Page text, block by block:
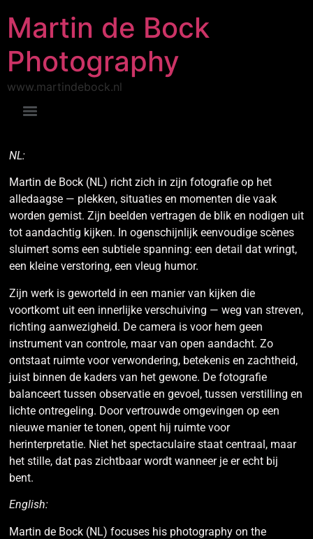
Martin de Bock
Photography
www.martindebock.nl
NL:
Martin de Bock (NL) richt zich in zijn fotografie op het
alledaagse — plekken, situaties en momenten die vaak
worden gemist. Zijn beelden vertragen de blik en nodigen uit
tot aandachtig kijken. In ogenschijnlijk eenvoudige scènes
sluimert soms een subtiele spanning: een detail dat wringt,
een kleine verstoring, een vleug humor.
Zijn werk is geworteld in een manier van kijken die
voortkomt uit een innerlijke verschuiving — weg van streven,
richting aanwezigheid. De camera is voor hem geen
instrument van controle, maar van open aandacht. Zo
ontstaat ruimte voor verwondering, betekenis en zachtheid,
juist binnen de kaders van het gewone. De fotografie
balanceert tussen observatie en gevoel, tussen verstilling en
lichte ontregeling. Door vertrouwde omgevingen op een
nieuwe manier te tonen, opent hij ruimte voor
herinterpretatie. Niet het spectaculaire staat centraal, maar
het stille, dat pas zichtbaar wordt wanneer je er echt bij
bent.
English:
Martin de Bock (NL) focuses his photography on the